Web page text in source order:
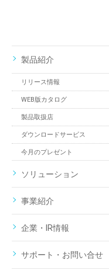
製品紹介
リリース情報
WEB版カタログ
製品取扱店
ダウンロードサービス
今月のプレゼント
ソリューション
事業紹介
企業・IR情報
サポート・お問い合せ